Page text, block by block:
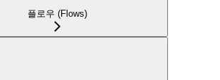
플로우 (Flows)